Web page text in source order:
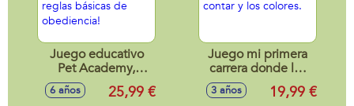
Juego educativo
Pet Academy,
Escuela De Gatitos
.Enseña a tu
6 años 25,99 €
Juego mi primera
carrera donde los
niños aprenden a
contar y los colores.
3 años 19,99 €